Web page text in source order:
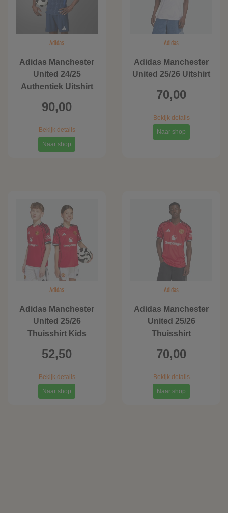
Adidas
Adidas Manchester
United 24/25
Authentiek Uitshirt
90,00
Bekijk details
Naar shop
Adidas
Adidas Manchester
United 25/26 Uitshirt
70,00
Bekijk details
Naar shop
Adidas
Adidas Manchester
United 25/26
Thuisshirt Kids
52,50
Bekijk details
Naar shop
Adidas
Adidas Manchester
United 25/26
Thuisshirt
70,00
Bekijk details
Naar shop